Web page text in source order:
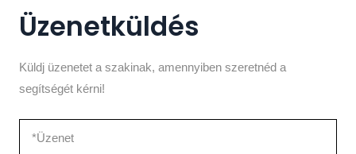
Üzenetküldés
Küldj üzenetet a szakinak, amennyiben szeretnéd a
segítségét kérni!